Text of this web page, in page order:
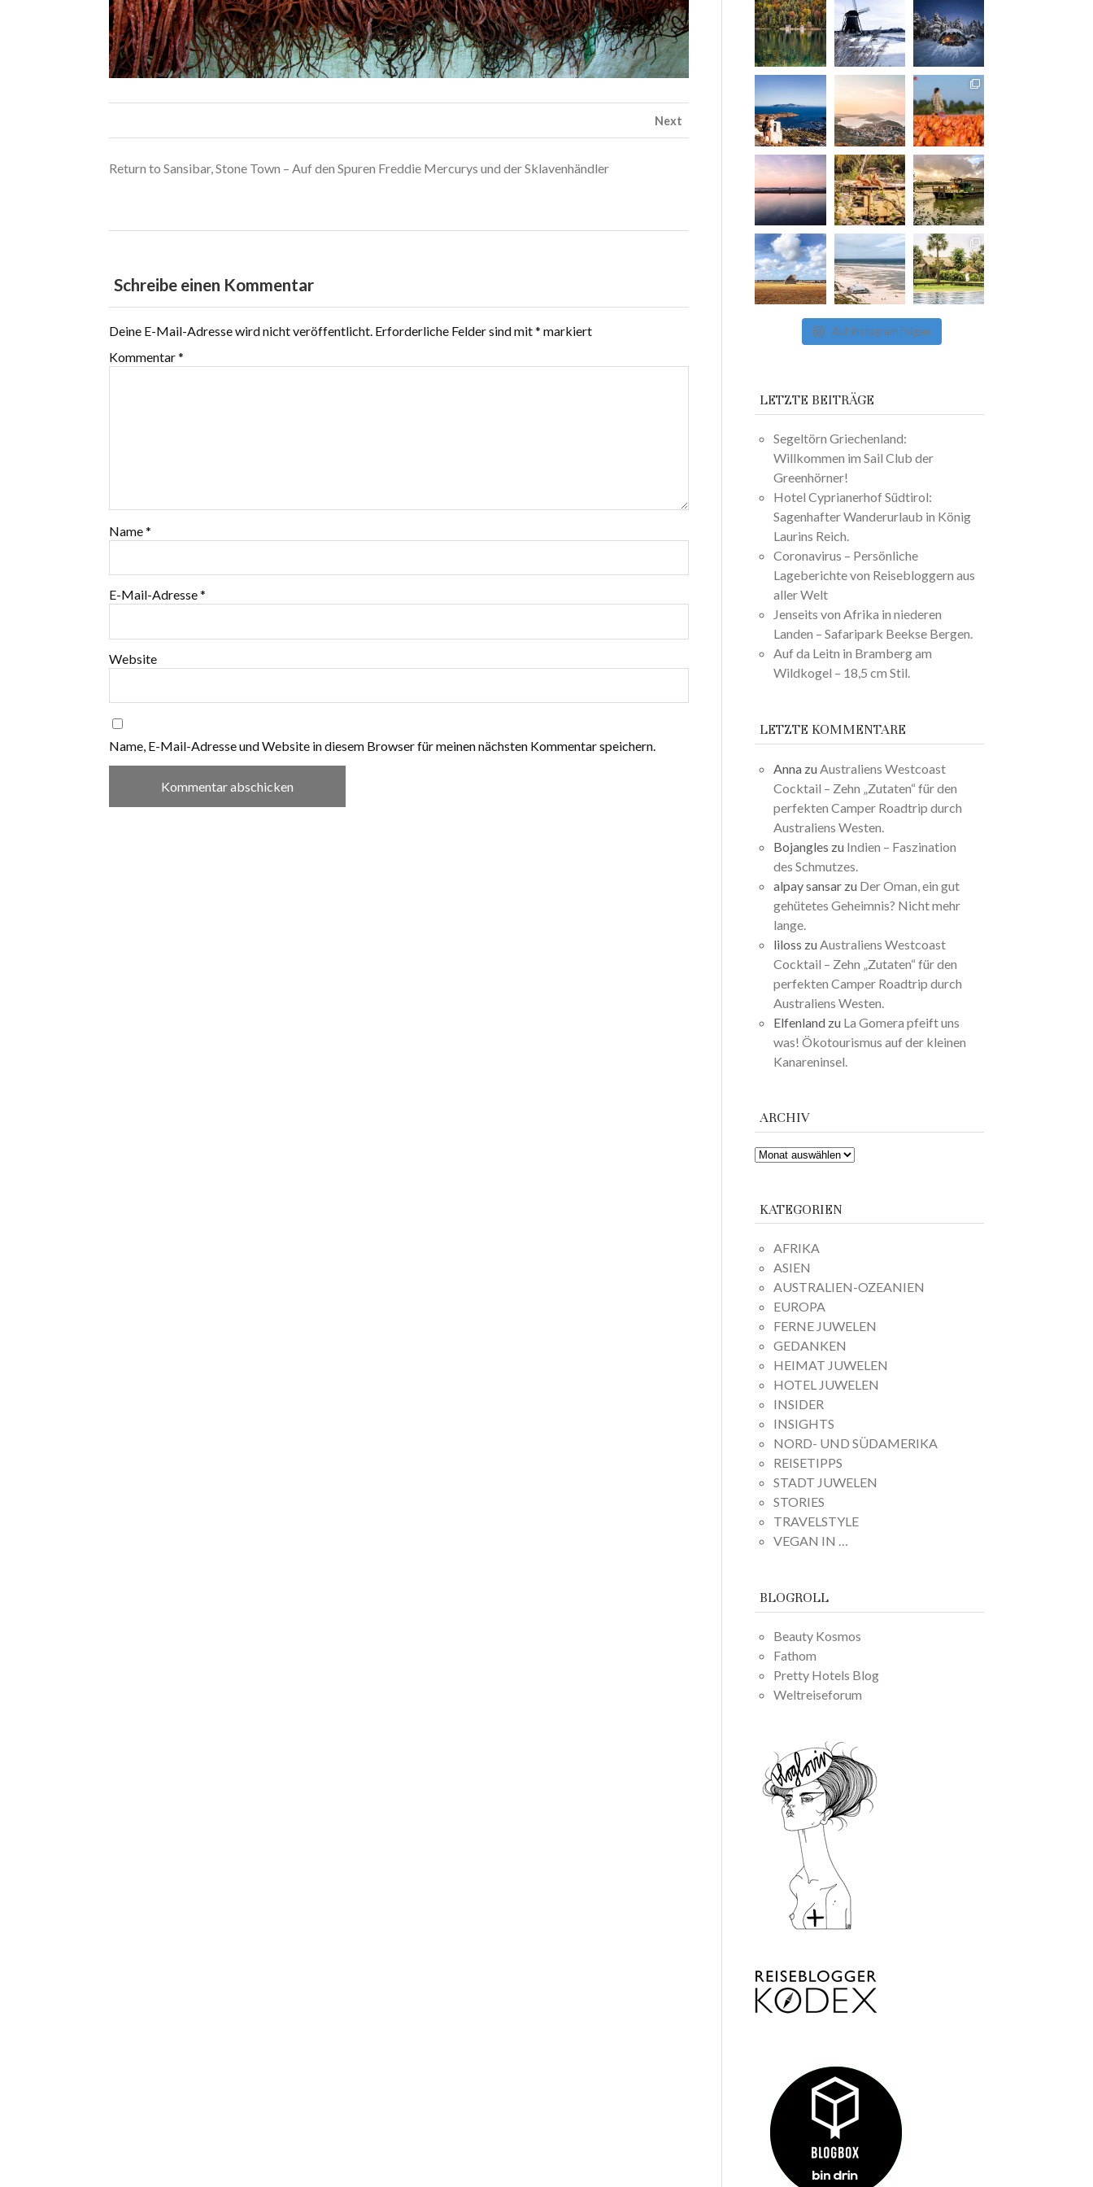
Next
Return to Sansibar, Stone Town – Auf den Spuren Freddie Mercurys und der Sklavenhändler
Schreibe einen Kommentar
Deine E-Mail-Adresse wird nicht veröffentlicht. Erforderliche Felder sind mit* markiert
Kommentar*
Name*
E-Mail-Adresse*
Website
Name, E-Mail-Adresse und Website in diesem Browser für meinen nächsten Kommentar speichern.
Auf Instagram folgen
LETZTE BEITRÄGE
Segeltörn Griechenland:
Willkommen im Sail Club der
Greenhörner!
Hotel Cyprianerhof Südtirol:
Sagenhafter Wanderurlaub in König
Laurins Reich.
Coronavirus – Persönliche
Lageberichte von Reisebloggern aus
aller Welt
Jenseits von Afrika in niederen
Landen – Safaripark Beekse Bergen.
Auf da Leitn in Bramberg am
Wildkogel – 18,5 cm Stil.
LETZTE KOMMENTARE
Anna zu Australiens Westcoast
Cocktail – Zehn „Zutaten“ für den
perfekten Camper Roadtrip durch
Australiens Westen.
Bojangles zu Indien – Faszination
des Schmutzes.
alpay sansar zu Der Oman, ein gut
gehütetes Geheimnis? Nicht mehr
lange.
liloss zu Australiens Westcoast
Cocktail – Zehn „Zutaten“ für den
perfekten Camper Roadtrip durch
Australiens Westen.
Elfenland zu La Gomera pfeift uns
was! Ökotourismus auf der kleinen
Kanareninsel.
ARCHIV
ARCHIV
KATEGORIEN
AFRIKA
ASIEN
AUSTRALIEN-OZEANIEN
EUROPA
FERNE JUWELEN
GEDANKEN
HEIMAT JUWELEN
HOTEL JUWELEN
INSIDER
INSIGHTS
NORD- UND SÜDAMERIKA
REISETIPPS
STADT JUWELEN
STORIES
TRAVELSTYLE
VEGAN IN …
BLOGROLL
Beauty Kosmos
Fathom
Pretty Hotels Blog
Weltreiseforum